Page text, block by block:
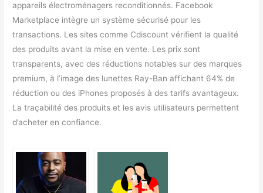
appareils électroménagers reconditionnés. Facebook
Marketplace intègre un système sécurisé pour les
transactions. Les sites comme Cdiscount vérifient la qualité
des produits avant la mise en vente. Les prix sont
transparents, avec des réductions notables sur des marques
premium, à l’image des lunettes Ray-Ban affichant 64% de
réduction ou des iPhones proposés à des tarifs avantageux.
La traçabilité des produits et les avis utilisateurs permettent
d’acheter en confiance.